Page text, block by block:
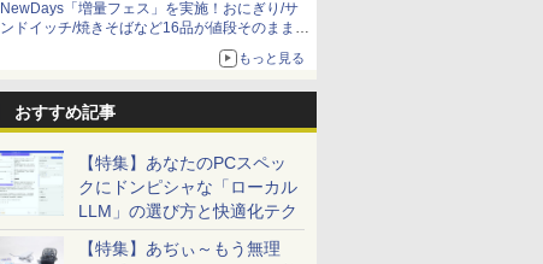
NewDays「増量フェス」を実施！おにぎり/サ
ンドイッチ/焼きそばなど16品が値段そのままで
もっと見る
おすすめ記事
【特集】あなたのPCスペッ
クにドンピシャな「ローカル
LLM」の選び方と快適化テク
【特集】あぢぃ～もう無理